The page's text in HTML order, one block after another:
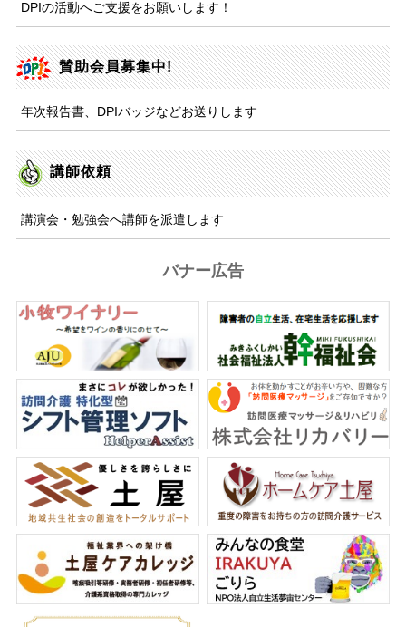
DPIの活動へご支援をお願いします！
賛助会員募集中!
年次報告書、DPIバッジなどお送りします
講師依頼
講演会・勉強会へ講師を派遣します
バナー広告